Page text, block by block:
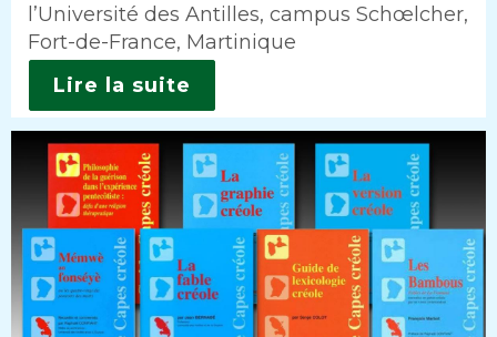
l’Université des Antilles, campus Schœlcher,
Fort-de-France, Martinique
Lire la suite